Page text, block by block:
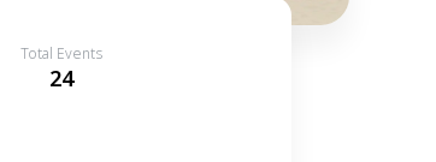
Total Events
24